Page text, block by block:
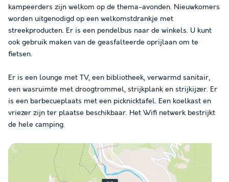
kampeerders zijn welkom op de thema-avonden. Nieuwkomers
worden uitgenodigd op een welkomstdrankje met
streekproducten. Er is een pendelbus naar de winkels. U kunt
ook gebruik maken van de geasfalteerde oprijlaan om te
fietsen.
Er is een lounge met TV, een bibliotheek, verwarmd sanitair,
een wasruimte met droogtrommel, strijkplank en strijkijzer. Er
is een barbecueplaats met een picknicktafel. Een koelkast en
vriezer zijn ter plaatse beschikbaar. Het Wifi netwerk bestrijkt
de hele camping.